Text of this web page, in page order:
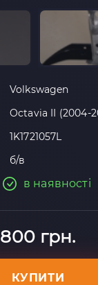
Volkswagen
Octavia II (2004-
1K1721057L
б/в
в наявності
800 грн.
КУПИТИ